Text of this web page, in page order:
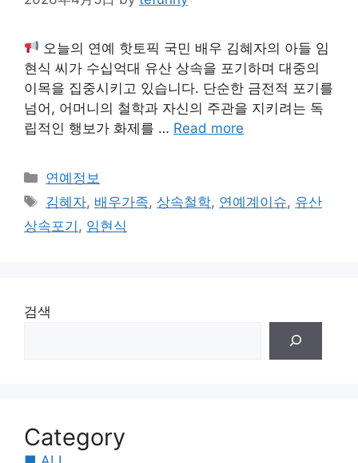
오늘의 연예 핫토픽 국민 배우 김혜자의 아들 임
현식 씨가 수십억대 유산 상속을 포기하며 대중의
이목을 집중시키고 있습니다. 단순한 금전적 포기를
넘어, 어머니의 철학과 자신의 주관을 지키려는 독
립적인 행보가 화제를 … Read more
Categories
연예정보
Tags
김혜자, 배우가족, 상속철학, 연예계이슈, 유산
상속포기 , 임현식
검색
Category